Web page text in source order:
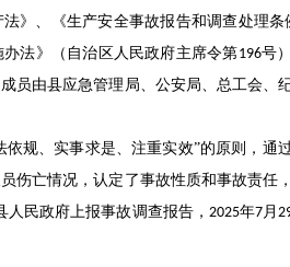
》、《生产安全事故报告和调查处理条
法》（自治区人民政府主席令第196号
员由县应急管理局、公安局、总工会、
依规、实事求是、注重实效”的原则，通
伤亡情况，认定了事故性质和事故责任
人民政府上报事故调查报告， 2025年7月